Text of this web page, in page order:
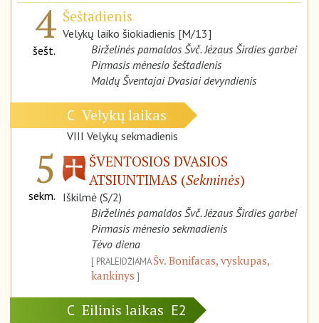
4
šešt.
Šeštadienis
Velykų laiko šiokiadienis [M/13]
Birželinės pamaldos Švč. Jėzaus Širdies garbei
Pirmasis mėnesio šeštadienis
Maldų Šventajai Dvasiai devyndienis
C Velykų laikas
VIII Velykų sekmadienis
5
sekm.
ŠVENTOSIOS DVASIOS
ATSIUNTIMAS (Sekminės)
Iškilmė (S/2)
Birželinės pamaldos Švč. Jėzaus Širdies garbei
Pirmasis mėnesio sekmadienis
Tėvo diena
PRALEIDŽIAMAŠv. Bonifacas, vyskupas,
kankinys
C Eilinis laikas E2